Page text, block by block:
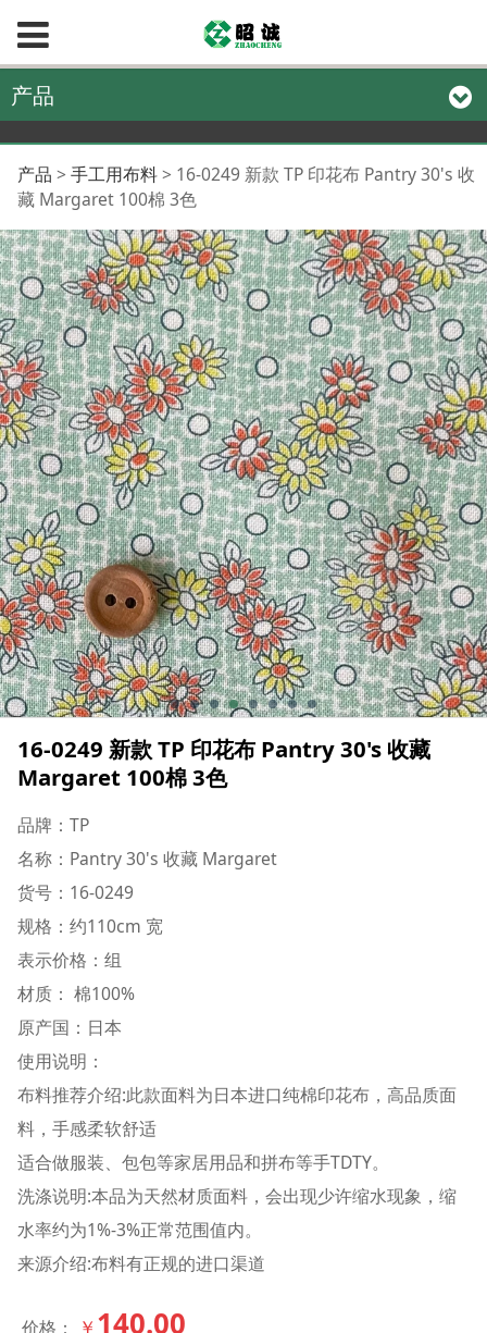
产品
16-0249 新款 TP 印花
布 Pantry 30's 收藏
Margaret 100棉 3色
产品 > 手工用布料> 16-0249 新款 TP 印花布 Pantry 30's 收
藏 Margaret 100棉 3色
16-0249 新款 TP 印花布 Pantry 30's 收藏
Margaret 100棉 3色
品牌：TP
名称：Pantry 30's 收藏 Margaret
货号：16-0249
规格：约110cm 宽
表示价格：组
材质： 棉100%
原产国：日本
使用说明：
布料推荐介绍:此款面料为日本进口纯棉印花布，高品质面
料，手感柔软舒适
适合做服装、包包等家居用品和拼布等手TDTY。
洗涤说明:本品为天然材质面料，会出现少许缩水现象，缩
水率约为1%-3%正常范围值内。
来源介绍:布料有正规的进口渠道
价格： ￥ 140.00